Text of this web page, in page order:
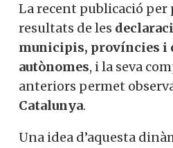
La recent publicació per
resultats de les
municipis, províncies i
autònomes, i la seva
anteriors permet
Catalunya.
Una idea d’aquesta